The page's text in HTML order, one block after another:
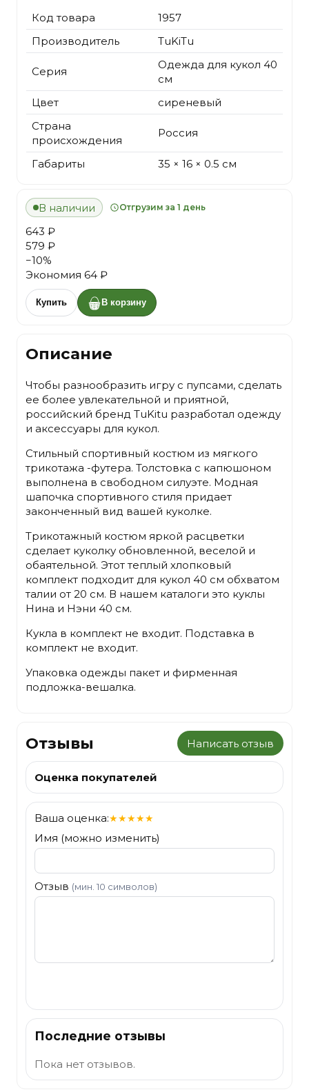
Код товара
1957
Производитель
TuKiTu
Серия
Одежда для кукол 40
см
Цвет
сиреневый
Страна
происхождения
Россия
Габариты 35 × 16 × 0.5 см
В наличии Отгрузим за 1 день
643 ₽
579 ₽
−10%
Экономия 64 ₽
Купить В корзину
Описание
Чтобы разнообразить игру с пупсами, сделать
ее более увлекательной и приятной,
российский бренд TuKitu разработал одежду
и аксессуары для кукол.
Стильный спортивный костюм из мягкого
трикотажа -футера. Толстовка с капюшоном
выполнена в свободном силуэте. Модная
шапочка спортивного стиля придает
законченный вид вашей куколке.
Трикотажный костюм яркой расцветки
сделает куколку обновленной, веселой и
обаятельной. Этот теплый хлопковый
комплект подходит для кукол 40 см обхватом
талии от 20 см. В нашем каталоги это куклы
Нина и Нэни 40 см.
Кукла в комплект не входит. Подставка в
комплект не входит.
Упаковка одежды пакет и фирменная
подложка-вешалка.
Отзывы Написать отзыв
Оценка покупателей
Ваша оценка:★★★★★
Имя (можно изменить)
Отзыв (мин. 10 символов)
Последние отзывы
Пока нет отзывов.